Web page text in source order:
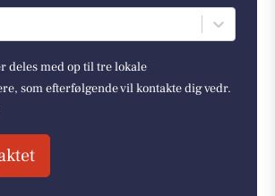
deles med op til tre lokale
som efterfølgende vil kontakte dig vedr.